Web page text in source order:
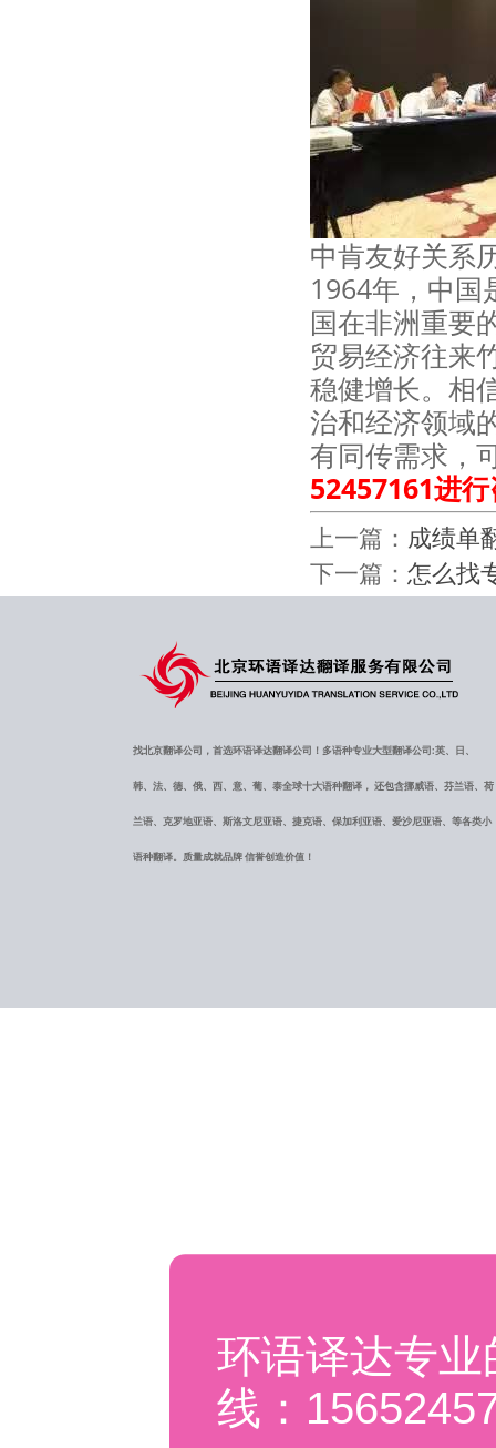
中肯友好关系
1964年，中国
国在非洲重要
贸易经济往来
稳健增长。相
治和经济领域
有同传需求，
52457161进
上一篇： 成绩单
下一篇： 怎么找
找北京翻译公司，首选环语译达翻译公司！多语种专业大型翻译公司:英、日、
韩、法、德、俄、西、意、葡、泰全球十大语种翻译， 还包含挪威语、芬兰语、荷
兰语、克罗地亚语、斯洛文尼亚语、捷克语、保加利亚语、爱沙尼亚语、等各类小
语种翻译。质量成就品牌 信誉创造价值！
环语译达专
线：